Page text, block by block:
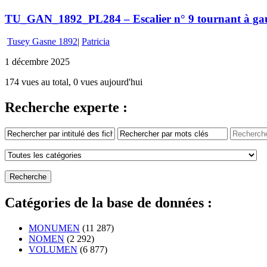
TU_GAN_1892_PL284 – Escalier n° 9 tournant à
Tusey Gasne 1892| Patricia
1 décembre 2025
174 vues au total, 0 vues aujourd'hui
Recherche experte :
Catégories de la base de données :
MONUMEN (11 287)
NOMEN (2 292)
VOLUMEN (6 877)